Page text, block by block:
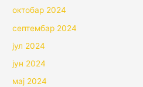
октобар 2024
септембар 2024
јул 2024
јун 2024
мај 2024